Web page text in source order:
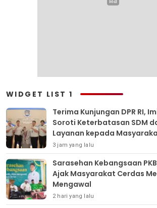
WIDGET LIST 1
Terima Kunjungan DPR RI,
Soroti Keterbatasan SDM
Layanan kepada
3 jam yang lalu
Sarasehan Kebangsaan
Ajak Masyarakat Cerdas
Mengawal
2 hari yang lalu